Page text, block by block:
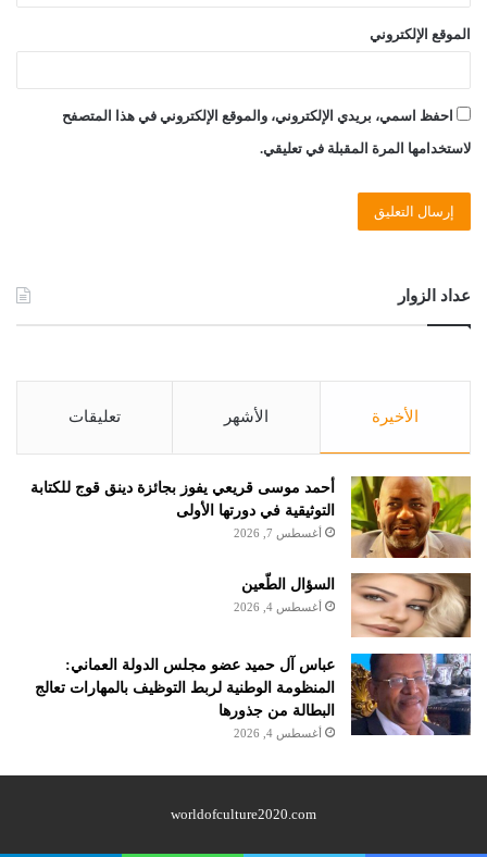
الموقع الإلكتروني
احفظ اسمي، بريدي الإلكتروني، والموقع الإلكتروني في هذا المتصفح
لاستخدامها المرة المقبلة في تعليقي.
عداد الزوار
الأخيرة الأشهر تعليقات
أحمد موسى قريعي يفوز بجائزة دينق قوج للكتابة
التوثيقية في دورتها الأولى
أغسطس 7, 2026
السؤال الطّعين
أغسطس 4, 2026
عباس آل حميد عضو مجلس الدولة العماني:
المنظومة الوطنية لربط التوظيف بالمهارات تعالج
البطالة من جذورها
أغسطس 4, 2026
worldofculture2020.com